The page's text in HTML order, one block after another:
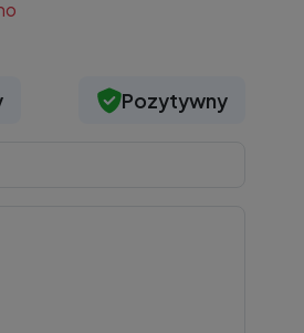
Pozytywny